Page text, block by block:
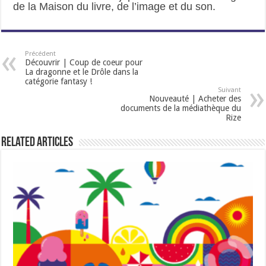
de la Maison du livre, de l’image et du son.
Précédent
Découvrir | Coup de coeur pour
La dragonne et le Drôle dans la
catégorie fantasy !
Suivant
Nouveauté | Acheter des
documents de la médiathèque du
Rize
Related Articles